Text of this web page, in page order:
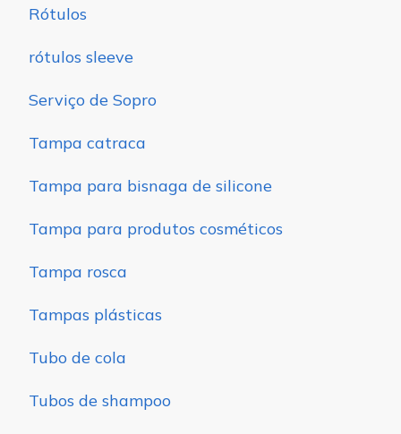
Rótulos
rótulos sleeve
Serviço de Sopro
Tampa catraca
Tampa para bisnaga de silicone
Tampa para produtos cosméticos
Tampa rosca
Tampas plásticas
Tubo de cola
Tubos de shampoo